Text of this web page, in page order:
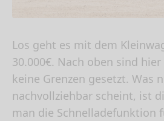
Los geht es mit dem
30.000€. Nach oben sind
keine Grenzen gesetzt. Was
nachvollziehbar scheint, ist
man die Schnelladefunktion